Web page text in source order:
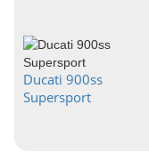
Ducati 900ss
Supersport